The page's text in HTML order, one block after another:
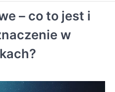
– co to jest i
w